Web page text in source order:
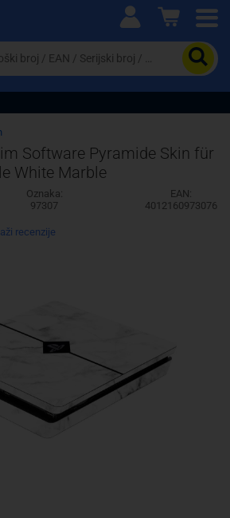
asortiman proizvoda i
Software Pyramide Skin für
White Marble
Oznaka:
97307
EAN:
4012160973076
recenzije